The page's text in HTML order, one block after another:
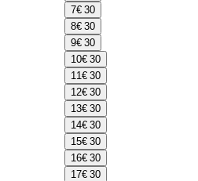
7€ 30
8€ 30
9€ 30
10€ 30
11€ 30
12€ 30
13€ 30
14€ 30
15€ 30
16€ 30
17€ 30